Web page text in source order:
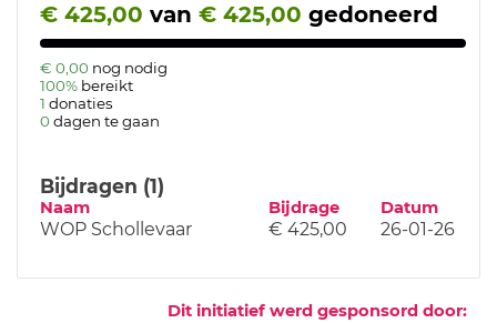
€ 425,00 van € 425,00 gedoneerd
€ 0,00 nog nodig
100% bereikt
1 donaties
0 dagen te gaan
Bijdragen (1)
Naam Bijdrage Datum
WOP Schollevaar € 425,00 26-01-26
Dit initiatief werd gesponsord door: